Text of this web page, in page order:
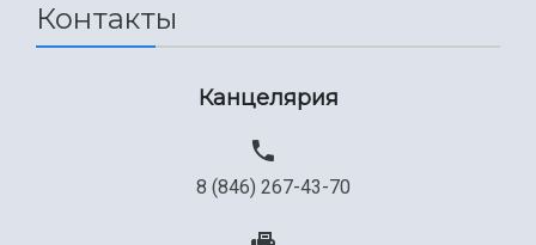
Контакты
Канцелярия
8 (846) 267-43-70